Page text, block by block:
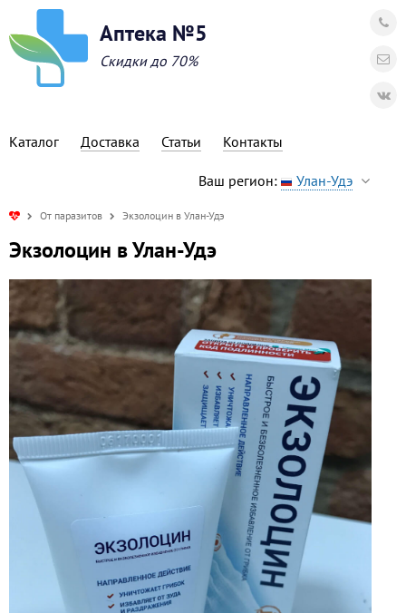
Аптека №5
Скидки до 70%
Каталог Доставка Статьи Контакты
Ваш регион: Улан-Удэ
От паразитов Экзолоцин в Улан-Удэ
Экзолоцин в Улан-Удэ